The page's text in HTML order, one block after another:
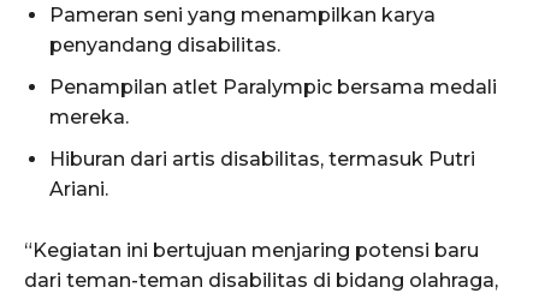
Pameran seni yang menampilkan karya
penyandang disabilitas.
Penampilan atlet Paralympic bersama medali
mereka.
Hiburan dari artis disabilitas, termasuk Putri
Ariani.
“Kegiatan ini bertujuan menjaring potensi baru
dari teman-teman disabilitas di bidang olahraga,